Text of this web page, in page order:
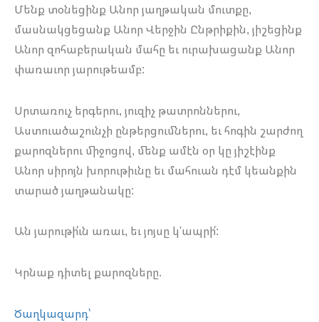
Մենք տօնեցինք Անոր յաղթական մուտքը,
մասնակցեցանք Անոր Վերջին Ընթրիքին, յիշեցինք
Անոր զոհաբերական մահը եւ ուրախացանք Անոր
փառաւոր յարութեամբ:
Սրտառուչ երգերու, յուզիչ թատրոններու,
Աստուածաշունչի ընթերցումներու, եւ հոգին շարժող
քարոզներու միջոցով, մենք ամէն օր կը յիշէինք
Անոր սիրոյն խորութիւնը եւ մահուան դէմ կեանքին
տարած յաղթանակը:
Ան յարութի՛ւն առաւ, եւ յոյսը կ'ապրի՛:
Կրնաք դիտել քարոզները.
Ծաղկազարդ՝